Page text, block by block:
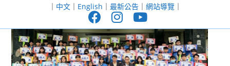
至
｜ 中文｜ English ｜ 最新公告｜ 網站導覽｜